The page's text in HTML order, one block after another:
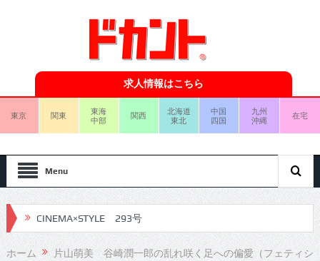
求人情報はこちら
東京 関東
東海
中部
関西
北海道
東北
中国
四国
九州
沖縄
在宅
Menu
CINEMA×STYLE 293号
CINEMA×STYLE 292号
ホーム
片山萌美 谷崎潤一郎の乱れ咲く足への偏愛（フェティシ